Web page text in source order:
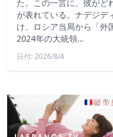
た。この一言に、彼がど
が表れている。ナデジデ
け、ロシア当局から「外
2024年の大統領…
日付: 2026/8/4